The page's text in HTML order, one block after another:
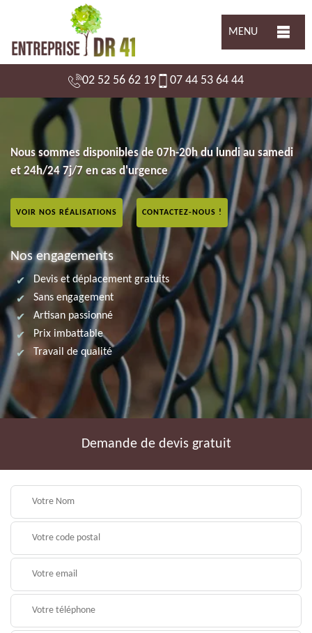
MENU
02 52 56 62 19 07 44 53 64 44
Nous sommes disponibles de 07h-20h du lundi au samedi
et 24h/24 7j/7 en cas d'urgence
VOIR NOS RÉALISATIONS CONTACTEZ-NOUS !
Nos engagements
Devis et déplacement gratuits
Sans engagement
Artisan passionné
Prix imbattable
Travail de qualité
Demande de devis gratuit